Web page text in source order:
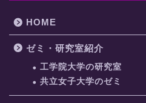
HOME
ゼミ・研究室紹介
工学院大学の研究室
共立女子大学のゼミ